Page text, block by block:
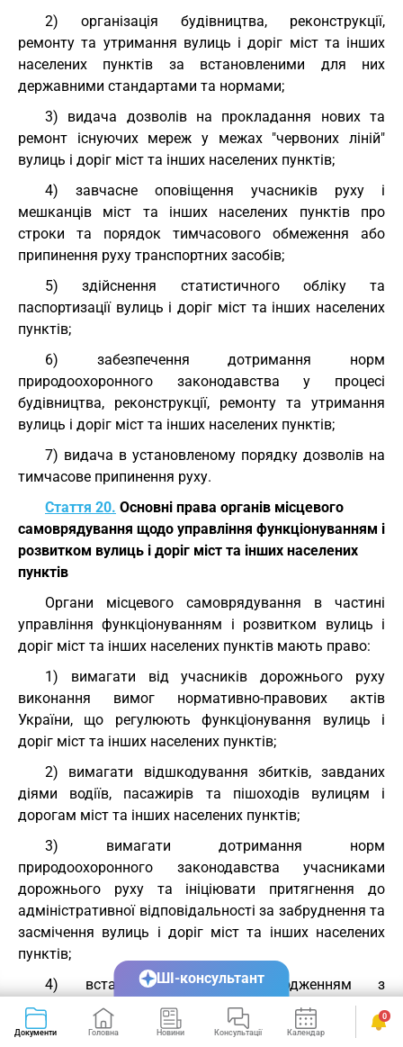
2) організація будівництва, реконструкції,
ремонту та утримання вулиць і доріг міст та інших
населених пунктів за встановленими для них
державними стандартами та нормами;
3) видача дозволів на прокладання нових та
ремонт існуючих мереж у межах "червоних ліній"
вулиць і доріг міст та інших населених пунктів;
4) завчасне оповіщення учасників руху і
мешканців міст та інших населених пунктів про
строки та порядок тимчасового обмеження або
припинення руху транспортних засобів;
5) здійснення статистичного обліку та
паспортизації вулиць і доріг міст та інших населених
пунктів;
6) забезпечення дотримання норм
природоохоронного законодавства у процесі
будівництва, реконструкції, ремонту та утримання
вулиць і доріг міст та інших населених пунктів;
7) видача в установленому порядку дозволів на
тимчасове припинення руху.
Стаття 20. Основні права органів місцевого
самоврядування щодо управління функціонуванням і
розвитком вулиць і доріг міст та інших населених
пунктів
Органи місцевого самоврядування в частині
управління функціонуванням і розвитком вулиць і
доріг міст та інших населених пунктів мають право:
1) вимагати від учасників дорожнього руху
виконання вимог нормативно-правових актів
України, що регулюють функціонування вулиць і
доріг міст та інших населених пунктів;
2) вимагати відшкодування збитків, завданих
діями водіїв, пасажирів та пішоходів вулицям і
дорогам міст та інших населених пунктів;
3) вимагати дотримання норм
природоохоронного законодавства учасниками
дорожнього руху та ініціювати притягнення до
адміністративної відповідальності за забруднення та
засмічення вулиць і доріг міст та інших населених
пунктів;
4) встановлювати за погодженням з
відповідними державними органами з безпеки
дорожнього руху тимчасові обмеження на рух
Документи Головна Новини Консультації Календар Сервіси
0
ШІ-консультант